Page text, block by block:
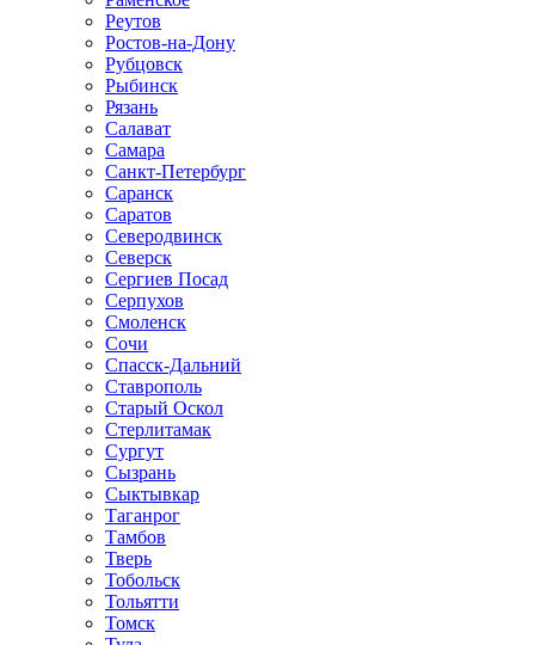
Реутов
Ростов-на-Дону
Рубцовск
Рыбинск
Рязань
Салават
Самара
Санкт-Петербург
Саранск
Саратов
Северодвинск
Северск
Сергиев Посад
Серпухов
Смоленск
Сочи
Спасск-Дальний
Ставрополь
Старый Оскол
Стерлитамак
Сургут
Сызрань
Сыктывкар
Таганрог
Тамбов
Тверь
Тобольск
Тольятти
Томск